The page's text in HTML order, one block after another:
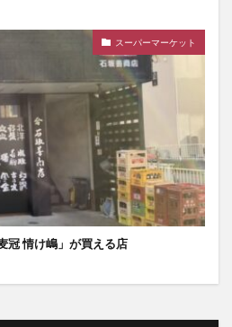
スーパーマーケット
冠 情け嶋」が買える店